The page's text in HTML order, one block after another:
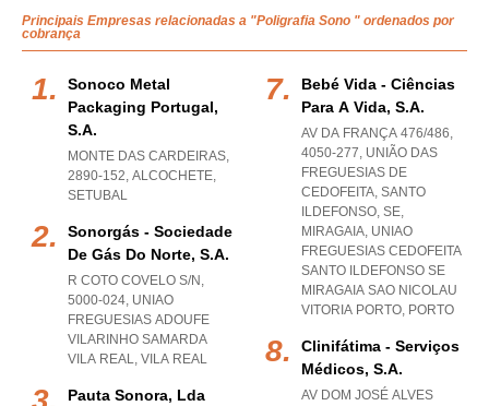
Principais Empresas relacionadas a "Poligrafia Sono " ordenados por
cobrança
Sonoco Metal
Packaging Portugal,
S.a.
MONTE DAS CARDEIRAS,
2890-152, ALCOCHETE,
SETUBAL
Sonorgás - Sociedade
De Gás Do Norte, S.a.
R COTO COVELO S/N,
5000-024, UNIAO
FREGUESIAS ADOUFE
VILARINHO SAMARDA
VILA REAL, VILA REAL
Pauta Sonora, Lda
Bebé Vida - Ciências
Para A Vida, S.a.
AV DA FRANÇA 476/486,
4050-277, UNIÃO DAS
FREGUESIAS DE
CEDOFEITA, SANTO
ILDEFONSO, SE,
MIRAGAIA, UNIAO
FREGUESIAS CEDOFEITA
SANTO ILDEFONSO SE
MIRAGAIA SAO NICOLAU
VITORIA PORTO, PORTO
Clinifátima - Serviços
Médicos, S.a.
AV DOM JOSÉ ALVES